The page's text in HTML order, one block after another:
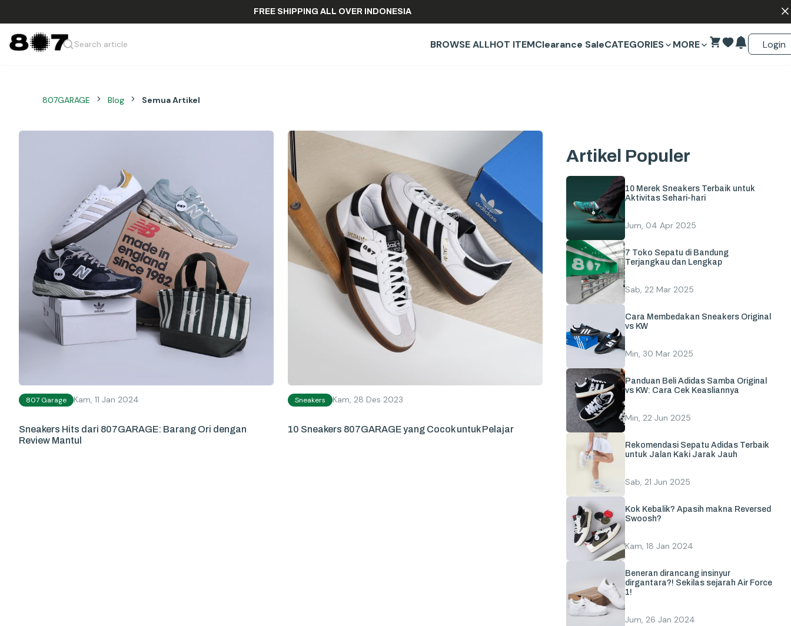
FREE SHIPPING ALL OVER INDONESIA
Search article BROWSE ALLHOT ITEMClearance SaleCATEGORIES MORE Login
807GARAGE Blog Semua Artikel
807 Garage Kam, 11 Jan 2024
Sneakers Hits dari 807GARAGE: Barang Ori dengan
Review Mantul
Sneakers Kam, 28 Des 2023
10 Sneakers 807GARAGE yang Cocok untuk Pelajar
Artikel Populer
10 Merek Sneakers Terbaik untuk
Aktivitas Sehari-hari
Jum, 04 Apr 2025
7 Toko Sepatu di Bandung
Terjangkau dan Lengkap
Sab, 22 Mar 2025
Cara Membedakan Sneakers Original
vs KW
Min, 30 Mar 2025
Panduan Beli Adidas Samba Original
vs KW: Cara Cek Keasliannya
Min, 22 Jun 2025
Rekomendasi Sepatu Adidas Terbaik
untuk Jalan Kaki Jarak Jauh
Sab, 21 Jun 2025
Kok Kebalik? Apasih makna Reversed
Swoosh?
Kam, 18 Jan 2024
Beneran dirancang insinyur
dirgantara?! Sekilas sejarah Air Force
1!
Jum, 26 Jan 2024